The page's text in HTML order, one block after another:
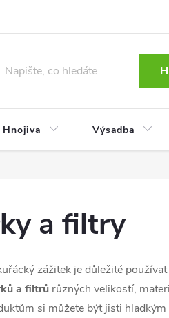
Hnojiva Výsadba
a filtry
zážitek je důležité používat
a filtrů různých velikostí,
si můžete být jisti